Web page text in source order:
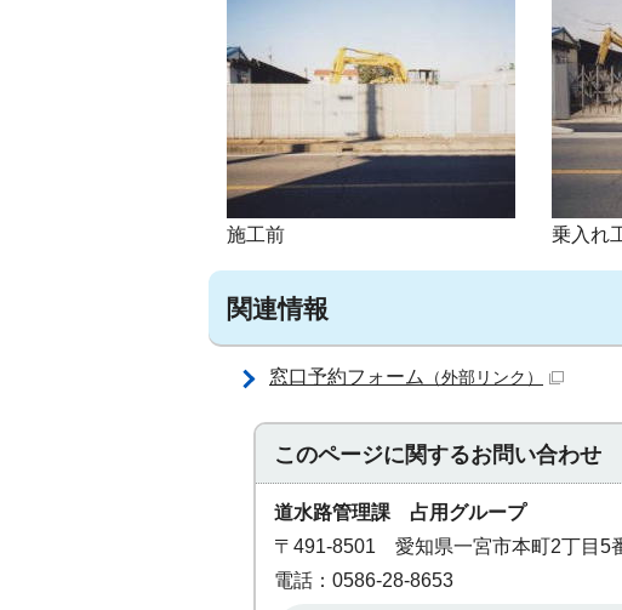
施工前 乗入れ
関連情報
窓口予約フォーム （外部リンク）
このページに関するお問い合わせ
道水路管理課 占用グループ
〒491-8501 愛知県一宮市本町2丁目
電話：0586-28-8653